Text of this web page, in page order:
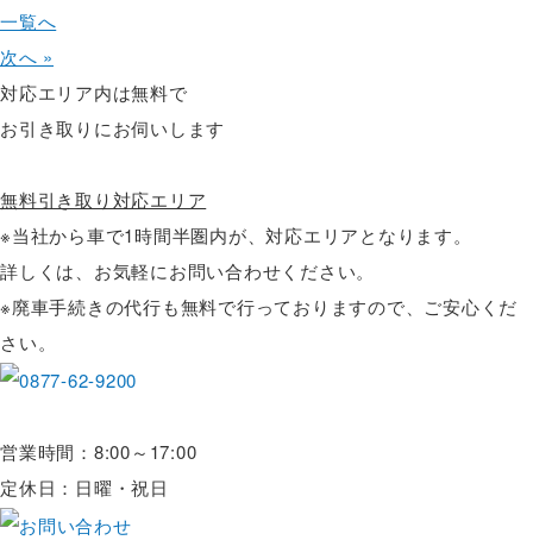
一覧へ
次へ »
対応エリア内は無料で
お引き取りにお伺いします
無料引き取り対応エリア
※当社から車で1時間半圏内が、対応エリアとなります。
詳しくは、お気軽にお問い合わせください。
※廃車手続きの代行も無料で行っておりますので、ご安心くだ
さい。
営業時間：8:00～17:00
定休日：日曜・祝日